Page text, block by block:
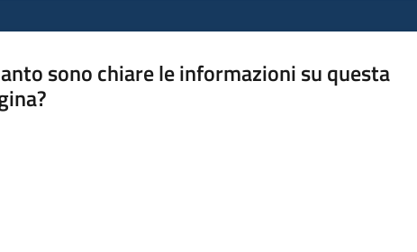
sono chiare le informazioni su questa